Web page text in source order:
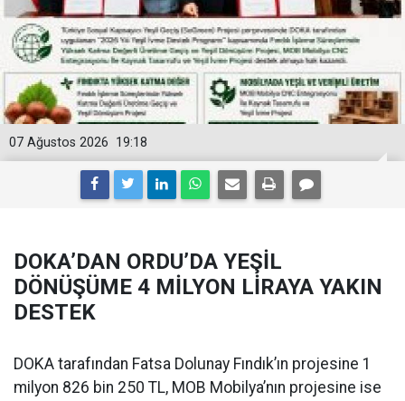
19:18
07 Ağustos 2026
DOKA’DAN ORDU’DA YEŞİL
DÖNÜŞÜME 4 MİLYON LİRAYA YAKIN
DESTEK
DOKA tarafından Fatsa Dolunay Fındık’ın projesine 1
milyon 826 bin 250 TL, MOB Mobilya’nın projesine ise